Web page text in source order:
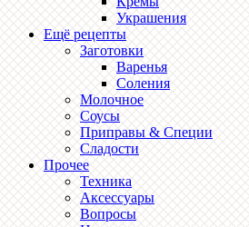
Украшения
Ещё рецепты
Заготовки
Варенья
Соления
Молочное
Соусы
Приправы & Специи
Сладости
Прочее
Техника
Аксессуары
Вопросы